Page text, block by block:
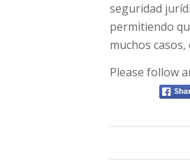
seguridad
permitiendo
muchos casos,
Please follow